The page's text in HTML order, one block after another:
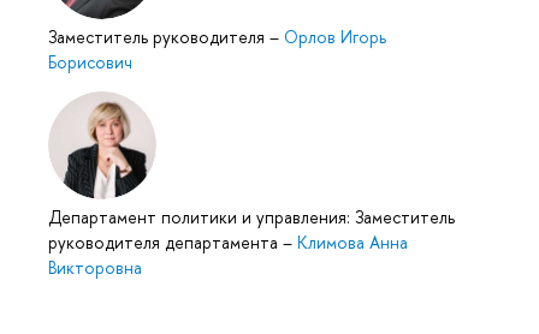
Заместитель руководителя – Орлов Игорь
Борисович
Департамент политики и управления: Заместитель
руководителя департамента – Климова Анна
Викторовна